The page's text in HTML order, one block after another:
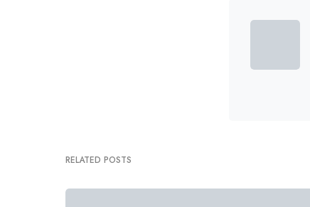
RELATED POSTS